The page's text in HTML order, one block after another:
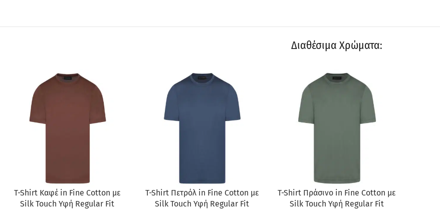
Διαθέσιμα Χρώματα:
ΠΡΟΣΦΟΡΆ
T-Shirt Καφέ in Fine Cotton με
Silk Touch Υφή Regular Fit
ΠΡΟΣΦΟΡΆ
T-Shirt Πετρόλ in Fine Cotton με
Silk Touch Υφή Regular Fit
ΠΡΟΣΦΟΡΆ
T-Shirt Πράσινο in Fine Cotton με
Silk Touch Υφή Regular Fit